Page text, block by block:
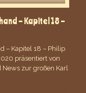
– Kapitel 18 –
– Kapitel 18 – Philip
präsentiert von
zur großen Karl